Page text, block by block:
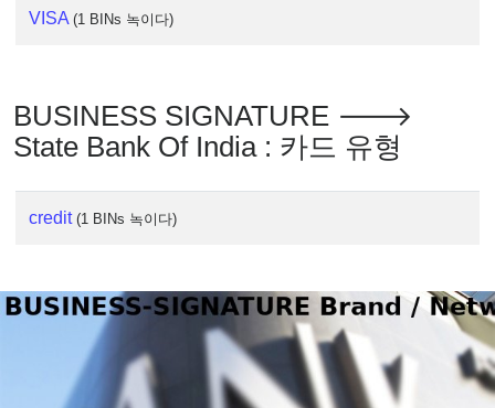
VISA (1 BINs 녹이다)
BUSINESS SIGNATURE 🡒
State Bank Of India : 카드 유형
credit (1 BINs 녹이다)